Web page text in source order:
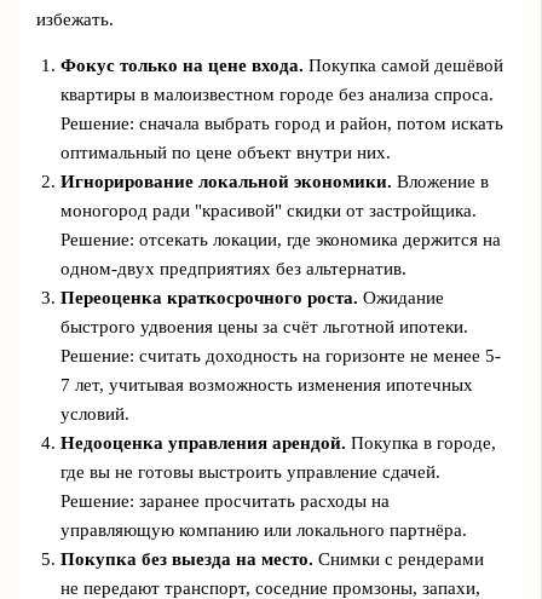
избежать.
Фокус только на цене входа. Покупка самой дешёвой
квартиры в малоизвестном городе без анализа спроса.
Решение: сначала выбрать город и район, потом искать
оптимальный по цене объект внутри них.
Игнорирование локальной экономики. Вложение в
моногород ради "красивой" скидки от застройщика.
Решение: отсекать локации, где экономика держится на
одном‑двух предприятиях без альтернатив.
Переоценка краткосрочного роста. Ожидание
быстрого удвоения цены за счёт льготной ипотеки.
Решение: считать доходность на горизонте не менее 5-
7 лет, учитывая возможность изменения ипотечных
условий.
Недооценка управления арендой. Покупка в городе,
где вы не готовы выстроить управление сдачей.
Решение: заранее просчитать расходы на
управляющую компанию или локального партнёра.
Покупка без выезда на место. Снимки с рендерами
не передают транспорт, соседние промзоны, запахи,